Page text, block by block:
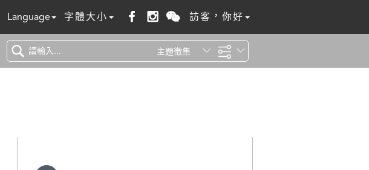
Language 字體大小 訪客，你好
主題徵集